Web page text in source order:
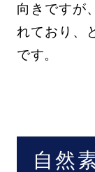
向きですが
れており、
です。
自然